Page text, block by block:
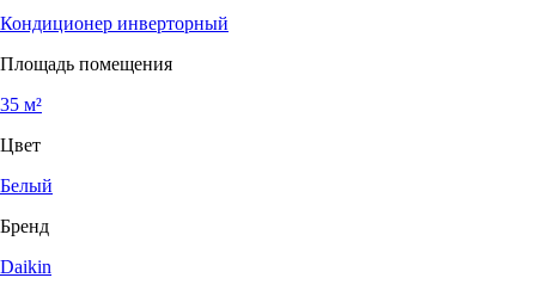
Кондиционер инверторный
Площадь помещения
35 м²
Цвет
Белый
Бренд
Daikin